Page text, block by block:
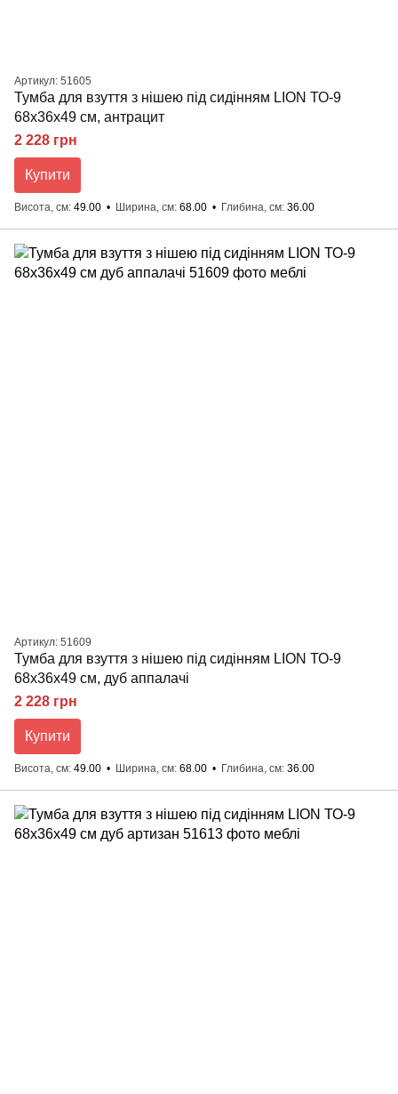
Артикул: 51605
Тумба для взуття з нішею під сидінням LION ТО-9
68x36x49 см, антрацит
2 228 грн
Купити
Висота, см 49.00 Ширина, см 68.00 Глибина, см 36.00
Артикул: 51609
Тумба для взуття з нішею під сидінням LION ТО-9
68x36x49 см, дуб аппалачі
2 228 грн
Купити
Висота, см 49.00 Ширина, см 68.00 Глибина, см 36.00